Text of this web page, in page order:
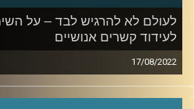
לעולם לא להרגיש לבד – על
לעידוד קשרים אנושיים
17/08/2022
יש שצופים שעוד כמה שנים הבית
שיש לנו ראיון עבודה ביומן ולהתגייס